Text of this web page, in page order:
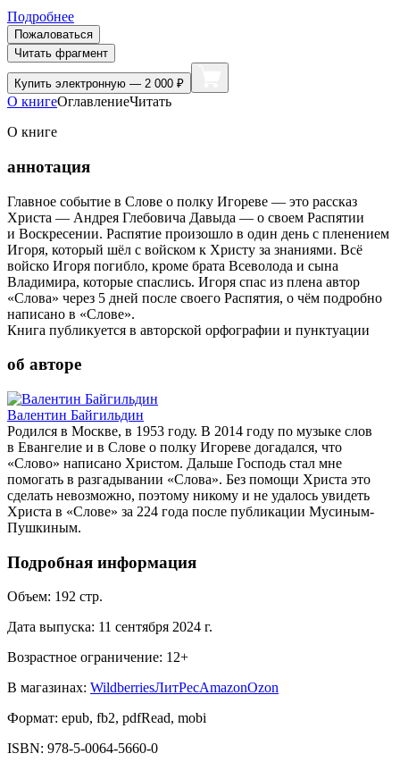
Подробнее
Пожаловаться
Читать фрагмент
Купить электронную — 2 000 ₽
О книгеОглавлениеЧитать
О книге
аннотация
Главное событие в Слове о полку Игореве — это рассказ
Христа — Андрея Глебовича Давыда — о своем Распятии
и Воскресении. Распятие произошло в один день с пленением
Игоря, который шёл с войском к Христу за знаниями. Всё
войско Игоря погибло, кроме брата Всеволода и сына
Владимира, которые спаслись. Игоря спас из плена автор
«Слова» через 5 дней после своего Распятия, о чём подробно
написано в «Слове».
Книга публикуется в авторской орфографии и пунктуации
об авторе
Валентин Байгильдин
Родился в Москве, в 1953 году. В 2014 году по музыке слов
в Евангелие и в Слове о полку Игореве догадался, что
«Слово» написано Христом. Дальше Господь стал мне
помогать в разгадывании «Слова». Без помощи Христа это
сделать невозможно, поэтому никому и не удалось увидеть
Христа в «Слове» за 224 года после публикации Мусиным-
Пушкиным.
Подробная информация
Объем: 192 стр.
Дата выпуска: 11 сентября 2024 г.
Возрастное ограничение: 12+
В магазинах: WildberriesЛитРесAmazonOzon
Формат: epub, fb2, pdfRead, mobi
ISBN: 978-5-0064-5660-0